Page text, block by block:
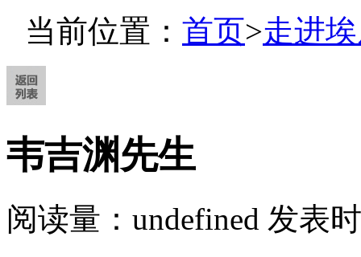
当前位置： 首页>走进
韦吉渊先生
阅读量： undefined 发表